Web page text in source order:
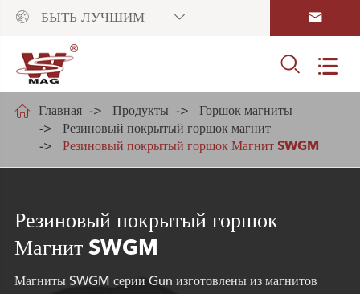
 БЫТЬ ЛУЧШИМ  
 
 Главная Продукты
Горшок магниты
Резиновый покрытый горшок магнит
Резиновый покрытый горшок Магнит SWGM
Резиновый покрытый горшок
Магнит SWGM
Магниты SWGM серии Gun изготовлены из магнитов